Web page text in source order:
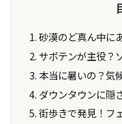
砂漠のど真ん中に
サボテンが主役？
本当に暑いの？気
ダウンタウンに隠
街歩きで発見！フ